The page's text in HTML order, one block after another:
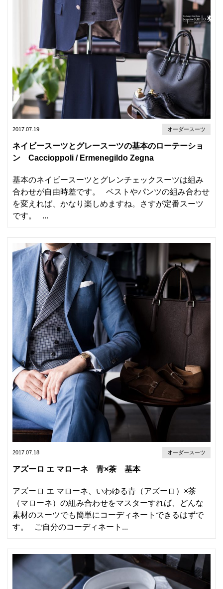
2017.07.19 オーダースーツ
ネイビースーツとグレースーツの基本のローテーショ
ン Caccioppoli / Ermenegildo Zegna
基本のネイビースーツとグレンチェックスーツは組み
合わせが自由時差です。 ベストやパンツの組み合わせ
を変えれば、かなり楽しめますね。さすが定番スーツ
です。 ...
2017.07.18 オーダースーツ
アズーロ エ マローネ 青×茶 基本
アズーロ エ マローネ、いわゆる青（アズーロ）×茶
（マローネ）の組み合わせをマスターすれば、どんな
素材のスーツでも簡単にコーディネートできるはずで
す。 ご自分のコーディネート...